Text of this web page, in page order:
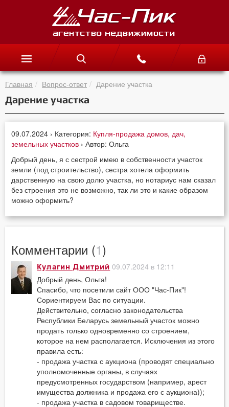
Главная Вопрос-ответ Дарение участка
Дарение участка
09.07.2024 › Категория: Купля-продажа домов, дач,
земельных участков › Автор: Ольга
Добрый день, я с сестрой имею в собственности участок
земли (под строительство), сестра хотела оформить
дарственную на свою долю участка, но нотариус нам сказал
без строения это не возможно, так ли это и какие образом
можно оформить?
Комментарии (1)
Кулагин Дмитрий 09.07.2024 в 12:11
Добрый день, Ольга!
Спасибо, что посетили сайт ООО "Час-Пик"!
Сориентируем Вас по ситуации.
Действительно, согласно законодательства
Республики Беларусь земельный участок можно
продать только одновременно со строением,
которое на нем располагается. Исключения из этого
правила есть:
- продажа участка с аукциона (проводят специально
уполномоченные органы, в случаях
предусмотренных государством (например, арест
имущества должника и продажа его с аукциона));
- продажа участка в садовом товариществе.